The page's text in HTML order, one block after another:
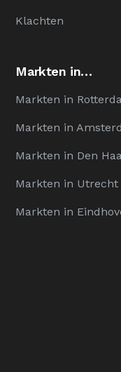
Klachten
Markten in…
Markten in
Markten in
Markten in Den
Markten in Utrecht
Markten in